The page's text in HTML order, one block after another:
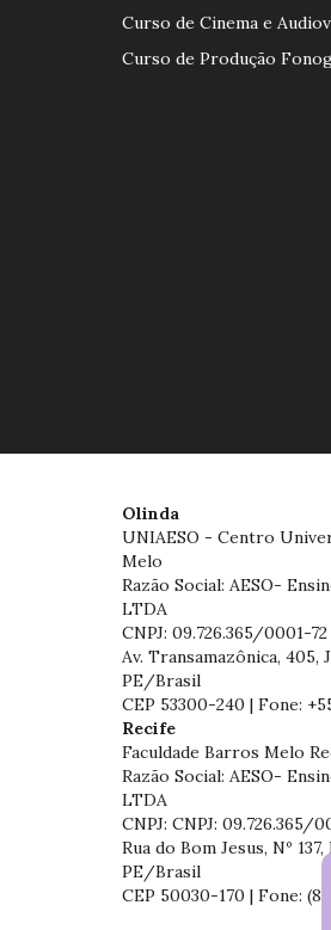
Curso de Cinema e
Curso de Produção
Olinda
UNIAESO - Centro
Melo
Razão Social: AESO-
LTDA
CNPJ: 09.726.365/0001-72
Av. Transamazônica, 405,
PE/Brasil
CEP 53300-240 | Fone:
Recife
Faculdade Barros Melo
Razão Social: AESO-
LTDA
CNPJ: CNPJ: 09.726.365/
Rua do Bom Jesus, Nº
PE/Brasil
CEP 50030-170 | Fone: